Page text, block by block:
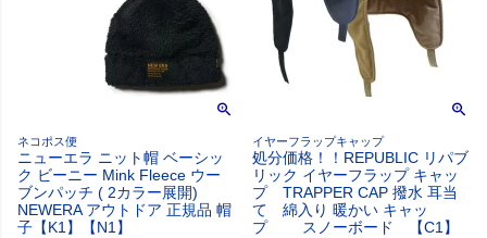
ネコポス便
ニューエラ ニット帽 ベーシッ
ク ビーニー Mink Fleece ウー
ブンパッチ ( 2カラー展開)
NEWERA アウトドア 正規品 帽
子【K1】【N1】
イヤーフラップキャップ
処分価格！！REPUBLIC リパブ
リック イヤーフラップ キャッ
プ TRAPPER CAP 撥水 耳当
て 綿入り 暖かい キャッ
プ スノーボード 【C1】